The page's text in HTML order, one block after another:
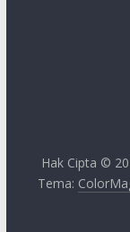
Hak Cipta ©
Tema: